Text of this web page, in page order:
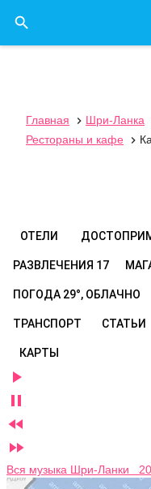

Главная  Шри-Ланка
Рестораны и кафе

ОТЕЛИ
РАЗВЛЕЧЕНИЯ 17
ПОГОДА 29°, ОБЛАЧНО
ТРАНСПОРТ СТАТЬИ
КАРТЫ




Вся музыка Шри-Ланки 20